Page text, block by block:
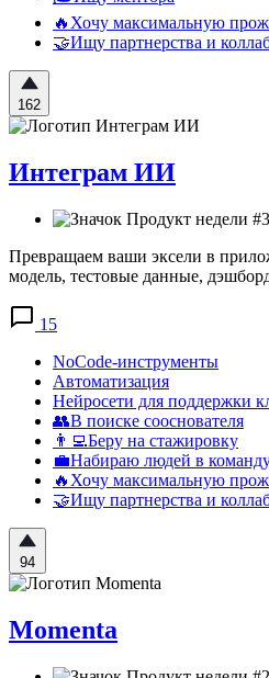
🔥Хочу максимальную
🤝Ищу партнерства и
162
Интеграм ИИ
Превращаем ваши эксели в
модель, тестовые данные,
15
NoCode-инструменты
Автоматизация
Нейросети для поддержки
👥В поиске сооснователя
👨‍💻Беру на стажировку
💼Набираю людей в
🔥Хочу максимальную
🤝Ищу партнерства и
94
Momenta